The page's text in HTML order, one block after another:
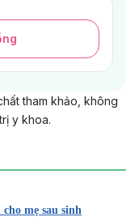
tham khảo, không
y khoa.
mẹ sau sinh